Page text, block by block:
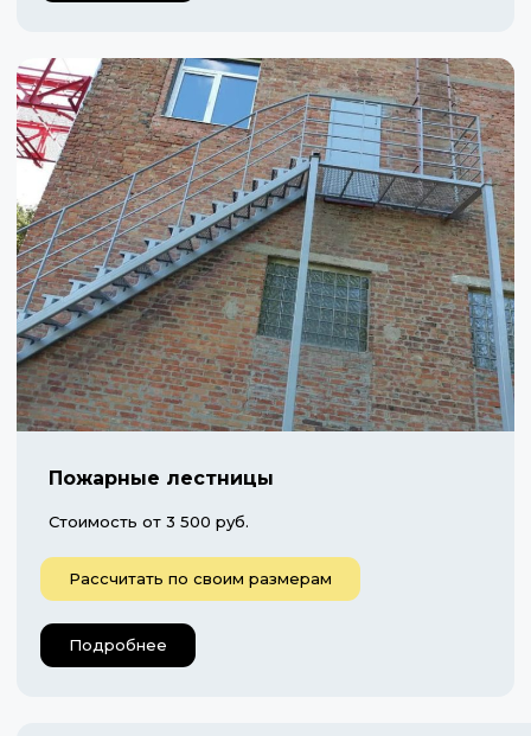
Пожарные лестницы
Стоимость от 3 500 руб.
Рассчитать по своим размерам
Подробнее